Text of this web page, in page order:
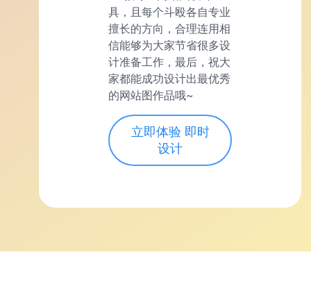
具，且每个斗殴各自专业
擅长的方向，合理连用相
信能够为大家节省很多设
计准备工作，最后，祝大
家都能成功设计出最优秀
的网站图作品哦~
立即体验 即时
设计